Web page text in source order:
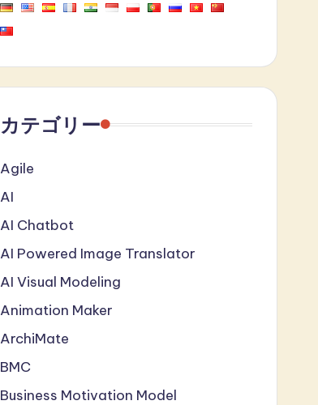
カテゴリー
Agile
AI
AI Chatbot
AI Powered Image Translator
AI Visual Modeling
Animation Maker
ArchiMate
BMC
Business Motivation Model